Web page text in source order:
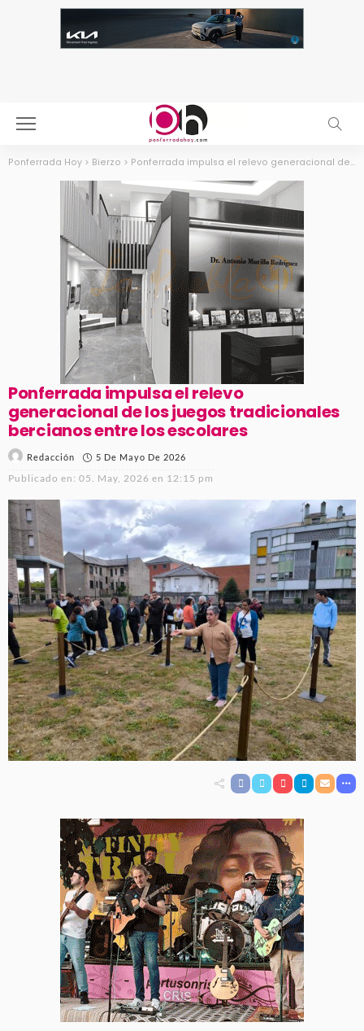
Ponferrada Hoy > Bierzo > Ponferrada impulsa el relevo generacional de los juegos tradicionales bercianos entre los escolares
Ponferrada impulsa el relevo
generacional de los juegos tradicionales
bercianos entre los escolares
Redacción 5 De Mayo De 2026
Publicado en: 05. May, 2026 en 12:15 pm